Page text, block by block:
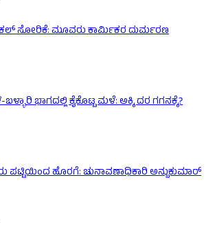
ಸೋರಿಕೆ: ಮೂವರು ಕಾರ್ಮಿಕರ ದುರ್ಮರಣ
ಭಾಗದಲ್ಲಿ ಕೈಕೊಟ್ಟ ಮಳೆ: ಅಕ್ಕಿ ದರ ಗಗನಕ್ಕೆ?
ಪಟ್ಟಿಯಿಂದ ಹೊರಗೆ: ಚುನಾವಣಾಧಿಕಾರಿ ಅನ್ಬುಕುಮಾರ್